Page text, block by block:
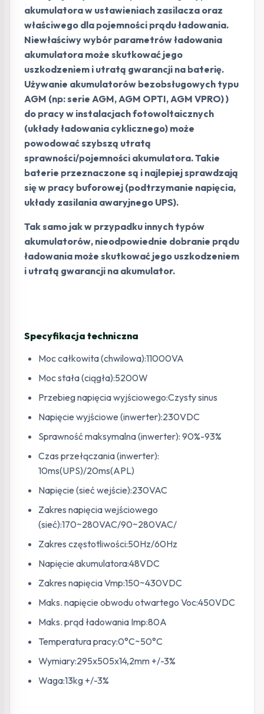
akumulatora w ustawieniach zasilacza oraz
właściwego dla pojemności prądu ładowania.
Niewłaściwy wybór parametrów ładowania
akumulatora może skutkować jego
uszkodzeniem i utratą gwarancji na baterię.
Używanie akumulatorów bezobsługowych typu
AGM (np: serie AGM, AGM OPTI, AGM VPRO) )
do pracy w instalacjach fotowoltaicznych
(układy ładowania cyklicznego) może
powodować szybszą utratą
sprawności/pojemności akumulatora. Takie
baterie przeznaczone są i najlepiej sprawdzają
się w pracy buforowej (podtrzymanie napięcia,
układy zasilania awaryjnego UPS).
Tak samo jak w przypadku innych typów
akumulatorów, nieodpowiednie dobranie prądu
ładowania może skutkować jego uszkodzeniem
i utratą gwarancji na akumulator.
Specyfikacja techniczna
Moc całkowita (chwilowa):11000VA
Moc stała (ciągła):5200W
Przebieg napięcia wyjściowego:Czysty sinus
Napięcie wyjściowe (inwerter):230VDC
Sprawność maksymalna (inwerter): 90%-93%
Czas przełączania (inwerter):
10ms(UPS)/20ms(APL)
Napięcie (sieć wejście):230VAC
Zakres napięcia wejściowego
(sieć):170~280VAC/90~280VAC/
Zakres częstotliwości:50Hz/60Hz
Napięcie akumulatora:48VDC
Zakres napięcia Vmp:150~430VDC
Maks. napięcie obwodu otwartego Voc:450VDC
Maks. prąd ładowania Imp:80A
Temperatura pracy:0°C~50°C
Wymiary:295x505x14,2mm +/-3%
Waga:13kg +/-3%